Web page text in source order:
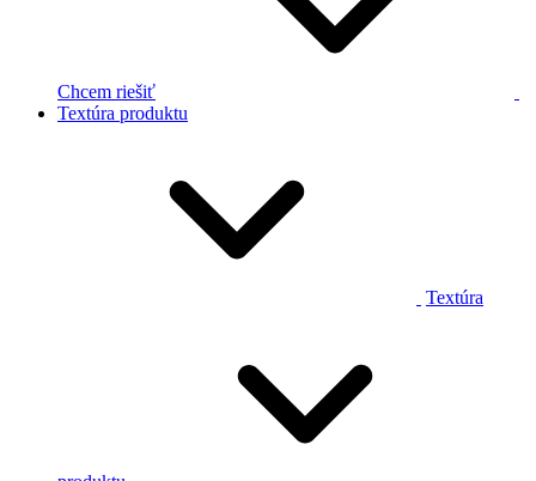
Chcem riešiť
Textúra produktu
Textúra